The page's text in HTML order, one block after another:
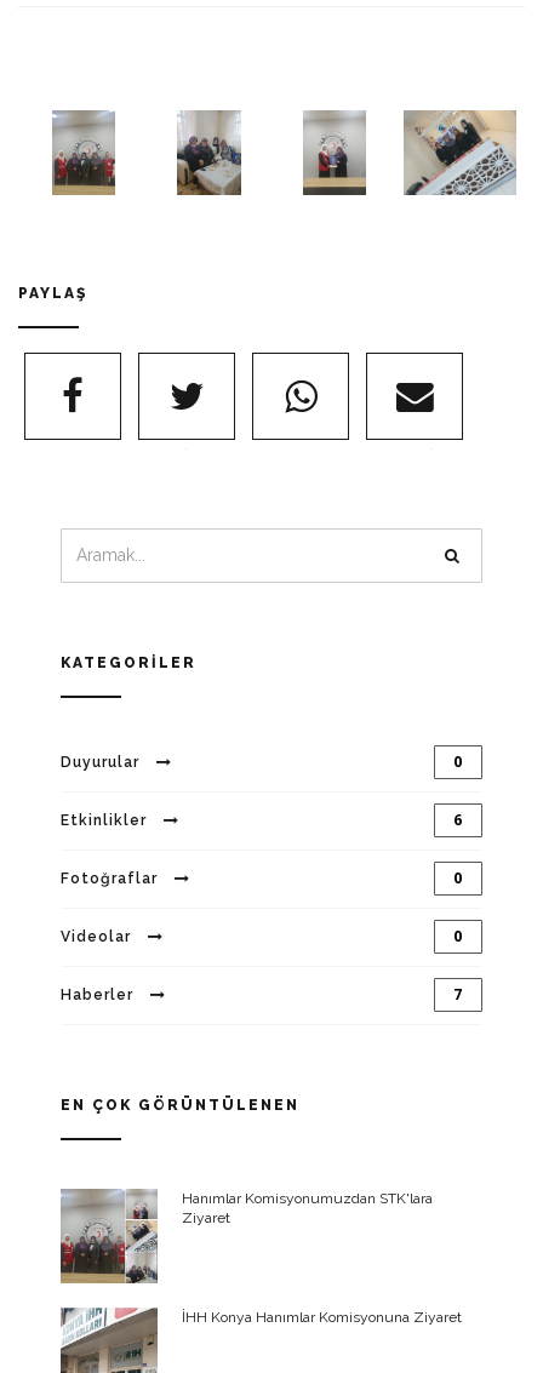
PAYLAŞ
@TWITTER @EMAIL
KATEGORILER
Duyurular 0
Etkinlikler 6
Fotoğraflar 0
Videolar 0
Haberler 7
EN ÇOK GÖRÜNTÜLENEN
Hanımlar Komisyonumuzdan STK'lara
Ziyaret
İHH Konya Hanımlar Komisyonuna Ziyaret